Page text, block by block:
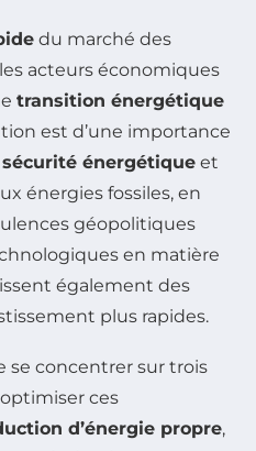
du marché des
acteurs économiques
transition énergétique
est d’une importance
sécurité énergétique et
énergies fossiles, en
géopolitiques
en matière
également des
plus rapides.
se concentrer sur trois
ces
d’énergie propre,